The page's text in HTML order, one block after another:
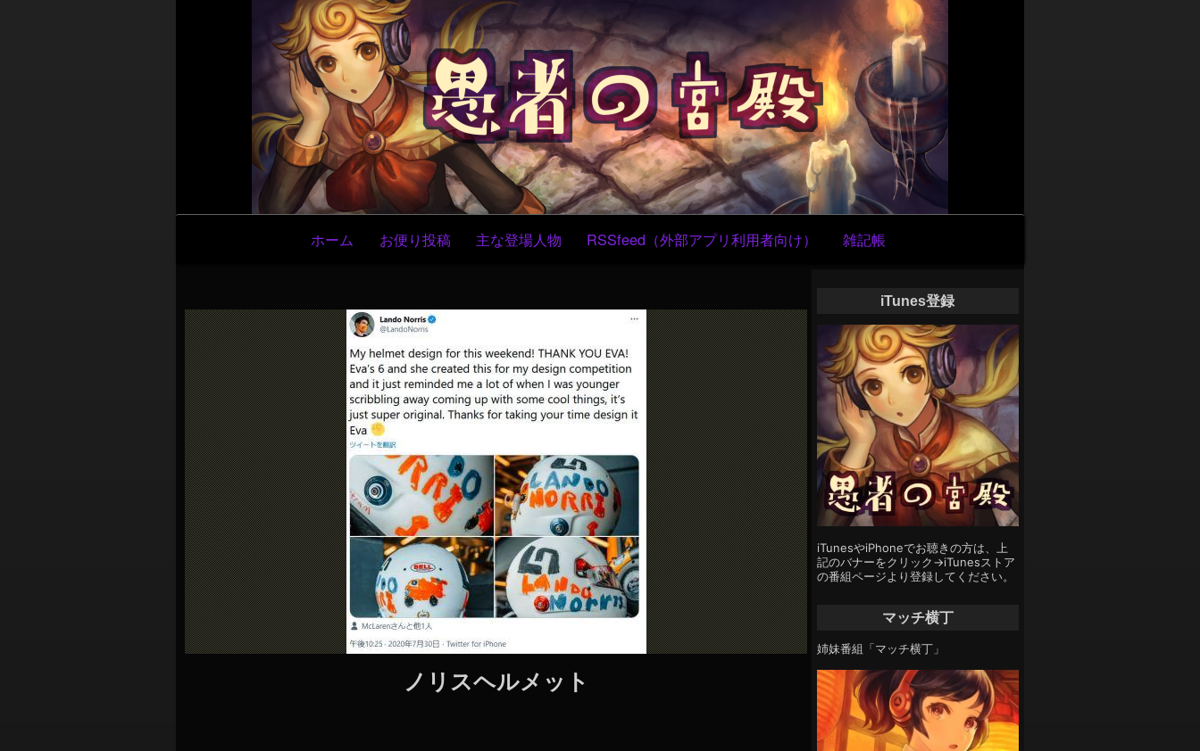
ン
テ
ン
ツ
へ
ス
キ
ッ
プ
ナ
ビ
ゲ
ー
シ
ョ
ン
ホーム お便り投稿 主な登場人物 RSSfeed（外部アプリ利用者向け） 雑記帳
ノリスヘルメット
iTunes登録
iTunesやiPhoneでお聴きの方は、上
記のバナーをクリック→iTunesストア
の番組ページより登録してください。
マッチ横丁
姉妹番組「マッチ横丁」